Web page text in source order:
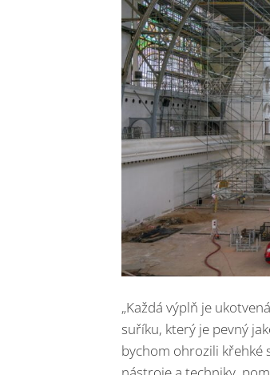
„Každá výplň je
suříku, který je pevný
bychom ohrozili křehké